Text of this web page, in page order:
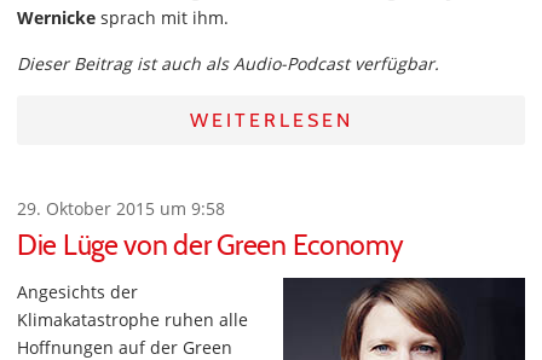
Wernicke sprach mit ihm.
Dieser Beitrag ist auch als Audio-Podcast verfügbar.
WEITERLESEN
29. Oktober 2015 um 9:58
Die Lüge von der Green Economy
Angesichts der
Klimakatastrophe ruhen alle
Hoffnungen auf der Green